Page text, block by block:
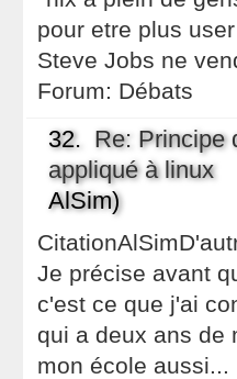
pour etre plus
Steve Jobs ne
Forum: Débats
32. Re: Principe
appliqué à linux
AlSim)
Je précise avant
c'est ce que j'ai
qui a deux ans de
mon école